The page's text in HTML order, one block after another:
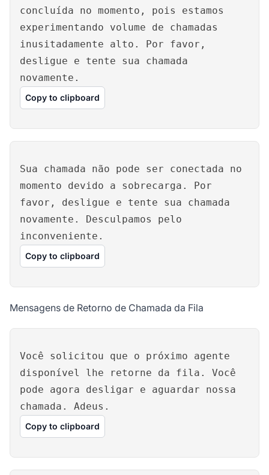
concluída no momento, pois estamos
experimentando volume de chamadas
inusitadamente alto. Por favor,
desligue e tente sua chamada
novamente.
Copy to clipboard
Sua chamada não pode ser conectada no
momento devido a sobrecarga. Por
favor, desligue e tente sua chamada
novamente. Desculpamos pelo
inconveniente.
Copy to clipboard
Mensagens de Retorno de Chamada da Fila
Você solicitou que o próximo agente
disponível lhe retorne da fila. Você
pode agora desligar e aguardar nossa
chamada. Adeus.
Copy to clipboard